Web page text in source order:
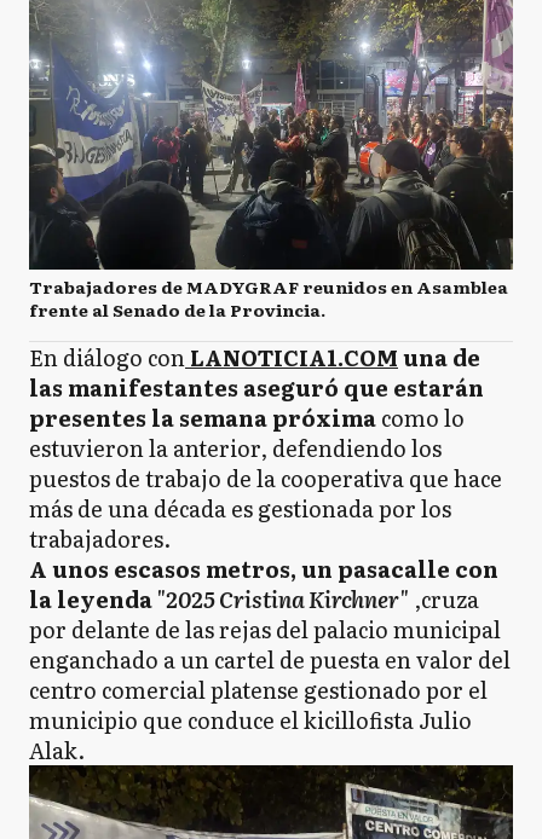
Trabajadores de MADYGRAF reunidos en Asamblea
frente al Senado de la Provincia.
En diálogo conLANOTICIA1.COMuna de
las manifestantes aseguró que estarán
presentes la semana próximacomo lo
estuvieron la anterior, defendiendo los
puestos de trabajo de la cooperativa que hace
más de una década es gestionada por los
trabajadores.
A unos escasos metros, un pasacalle con
la leyenda"2025 Cristina Kirchner" ,cruza
por delante de las rejas del palacio municipal
enganchado a un cartel de puesta en valor del
centro comercial platense gestionado por el
municipio que conduce el kicillofista Julio
Alak.